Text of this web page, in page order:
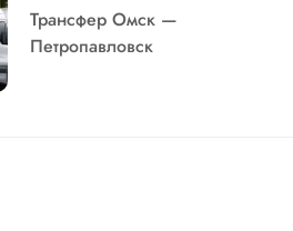
Трансфер Омск —
Петропавловск